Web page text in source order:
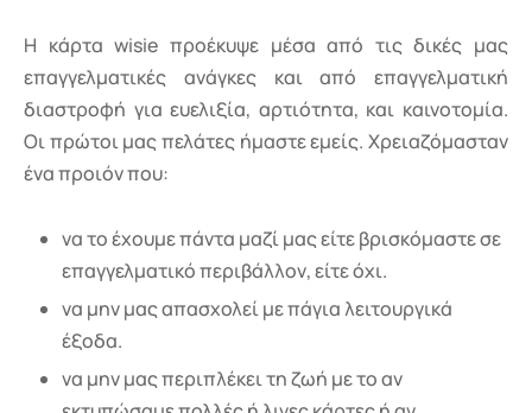
Η κάρτα wisie προέκυψε μέσα από τις δικές μας
επαγγελματικές ανάγκες και από επαγγελματική
διαστροφή για ευελιξία, αρτιότητα, και καινοτομία.
Οι πρώτοι μας πελάτες ήμαστε εμείς. Χρειαζόμασταν
ένα προιόν που:
να το έχουμε πάντα μαζί μας είτε βρισκόμαστε σε
επαγγελματικό περιβάλλον, είτε όχι.
να μην μας απασχολεί με πάγια λειτουργικά
έξοδα.
να μην μας περιπλέκει τη ζωή με το αν